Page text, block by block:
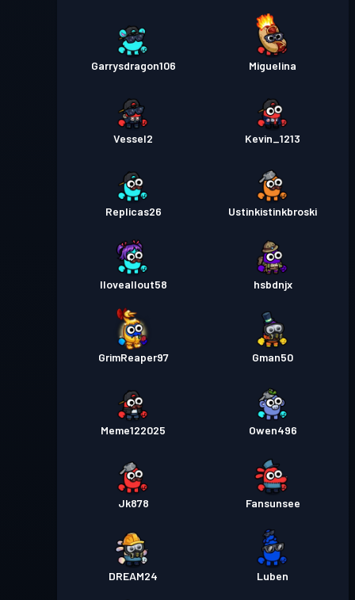
Garrysdragon106 Miguelina
Vessel2 Kevin_1213
Replicas26 Ustinkistinkbroski
Iloveallout58 hsbdnjx
GrimReaper97 Gman50
Meme122025 Owen496
Jk878 Fansunsee
DREAM24 Luben